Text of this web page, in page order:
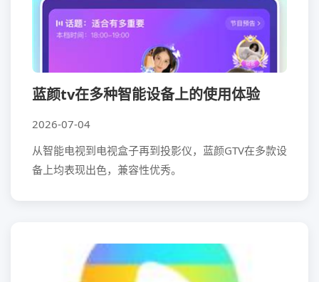
蓝颜tv在多种智能设备上的使用体验
2026-07-04
从智能电视到电视盒子再到投影仪，蓝颜GTV在多款设
备上均表现出色，兼容性优秀。